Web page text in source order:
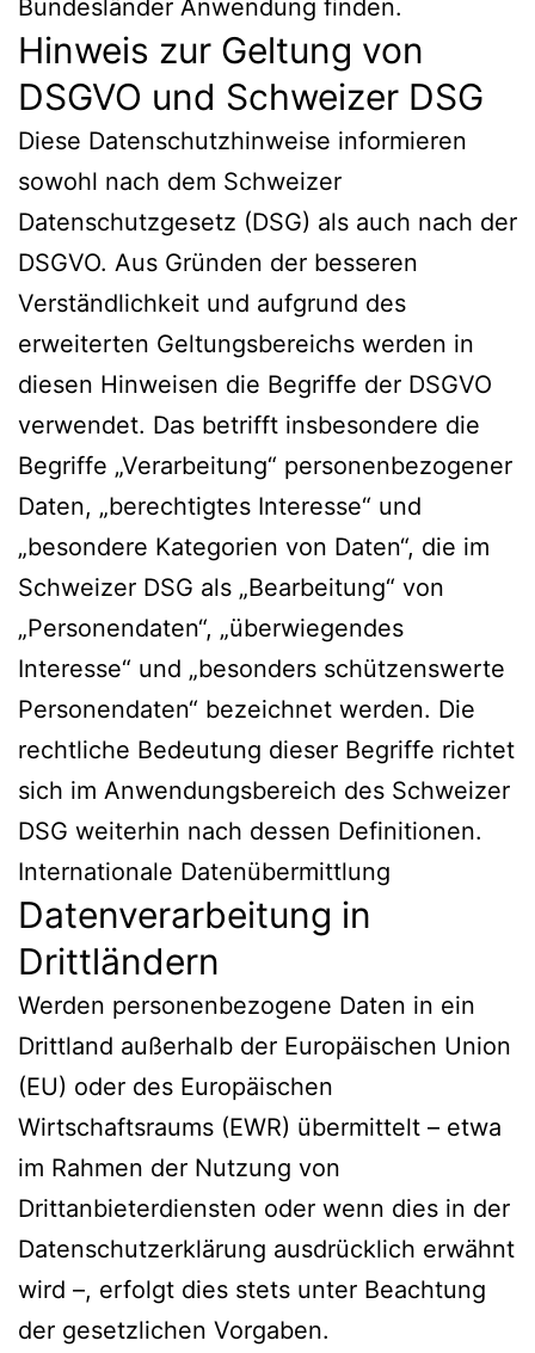
Bundesländer Anwendung finden.
Hinweis zur Geltung von
DSGVO und Schweizer DSG
Diese Datenschutzhinweise informieren
sowohl nach dem Schweizer
Datenschutzgesetz (DSG) als auch nach der
DSGVO. Aus Gründen der besseren
Verständlichkeit und aufgrund des
erweiterten Geltungsbereichs werden in
diesen Hinweisen die Begriffe der DSGVO
verwendet. Das betrifft insbesondere die
Begriffe „Verarbeitung“ personenbezogener
Daten, „berechtigtes Interesse“ und
„besondere Kategorien von Daten“, die im
Schweizer DSG als „Bearbeitung“ von
„Personendaten“, „überwiegendes
Interesse“ und „besonders schützenswerte
Personendaten“ bezeichnet werden. Die
rechtliche Bedeutung dieser Begriffe richtet
sich im Anwendungsbereich des Schweizer
DSG weiterhin nach dessen Definitionen.
Internationale Datenübermittlung
Datenverarbeitung in
Drittländern
Werden personenbezogene Daten in ein
Drittland außerhalb der Europäischen Union
(EU) oder des Europäischen
Wirtschaftsraums (EWR) übermittelt – etwa
im Rahmen der Nutzung von
Drittanbieterdiensten oder wenn dies in der
Datenschutzerklärung ausdrücklich erwähnt
wird –, erfolgt dies stets unter Beachtung
der gesetzlichen Vorgaben.